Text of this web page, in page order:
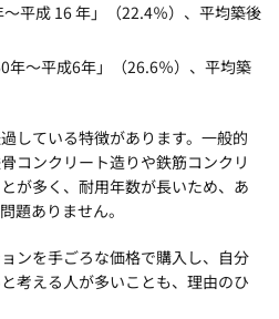
平成 16 年」（22.4％）、平均築後
年～平成6年」（26.6％）、平均築
している特徴があります。一般的
コンクリート造りや鉄筋コンクリ
が多く、耐用年数が長いため、あ
題ありません。
ンを手ごろな価格で購入し、自分
考える人が多いことも、理由のひ